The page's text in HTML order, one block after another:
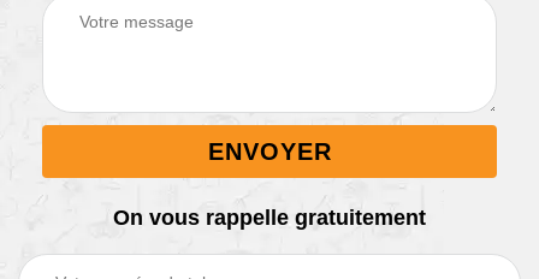
On vous rappelle gratuitement